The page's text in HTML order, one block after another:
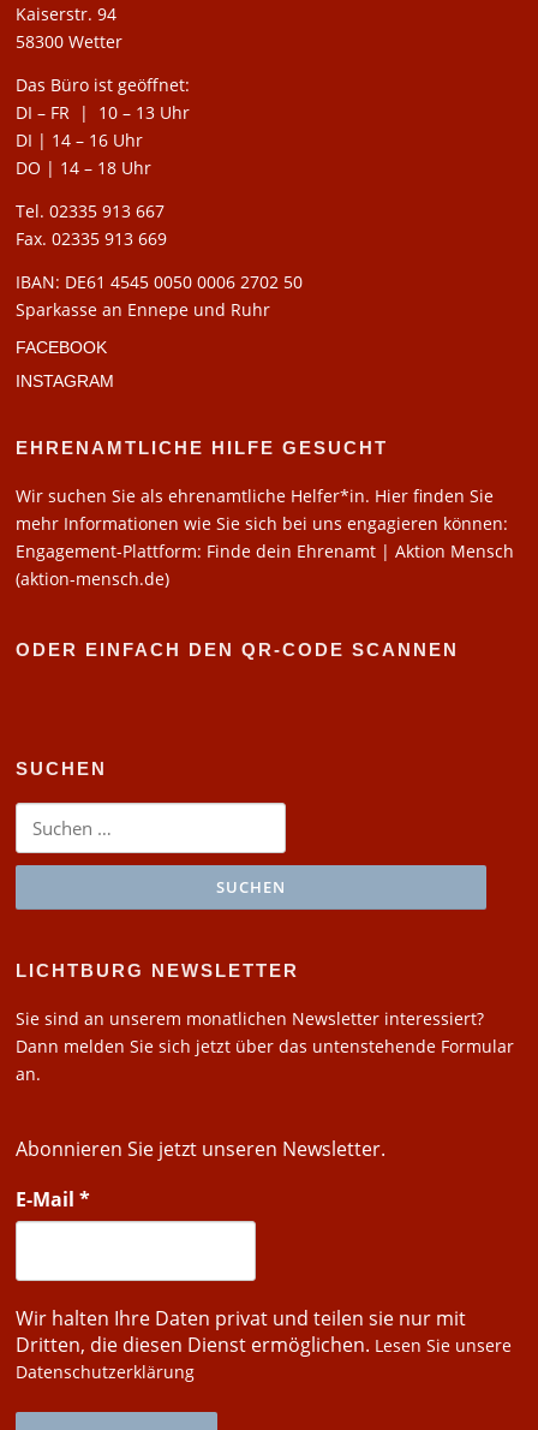
Kaiserstr. 94
58300 Wetter
Das Büro ist geöffnet:
DI – FR | 10 – 13 Uhr
DI | 14 – 16 Uhr
DO | 14 – 18 Uhr
Tel. 02335 913 667
Fax. 02335 913 669
IBAN: DE61 4545 0050 0006 2702 50
Sparkasse an Ennepe und Ruhr
FACEBOOK
INSTAGRAM
EHRENAMTLICHE HILFE GESUCHT
Wir suchen Sie als ehrenamtliche Helfer*in. Hier finden Sie
mehr Informationen wie Sie sich bei uns engagieren können:
Engagement-Plattform: Finde dein Ehrenamt | Aktion Mensch
(aktion-mensch.de)
ODER EINFACH DEN QR-CODE SCANNEN
SUCHEN
Suchen
LICHTBURG NEWSLETTER
Sie sind an unserem monatlichen Newsletter interessiert?
Dann melden Sie sich jetzt über das untenstehende Formular
an.
Abonnieren Sie jetzt unseren Newsletter.
E-Mail*
Wir halten Ihre Daten privat und teilen sie nur mit
Dritten, die diesen Dienst ermöglichen. Lesen Sie unsere
Datenschutzerklärung